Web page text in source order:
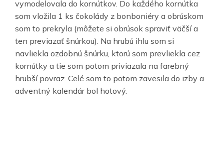
vymodelovala do kornútkov. Do každého kornútka
som vložila 1 ks čokolády z bonboniéry a obrúskom
som to prekryla (môžete si obrúsok spraviť väčší a
ten previazať šnúrkou). Na hrubú ihlu som si
navliekla ozdobnú šnúrku, ktorú som prevliekla cez
kornútky a tie som potom priviazala na farebný
hrubší povraz. Celé som to potom zavesila do izby a
adventný kalendár bol hotový.